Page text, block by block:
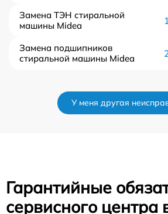
Замена ТЭН стиральной
машины Midea
Замена подшипников
стиральной машины Midea
У меня другая
Гарантийные
сервисного центра